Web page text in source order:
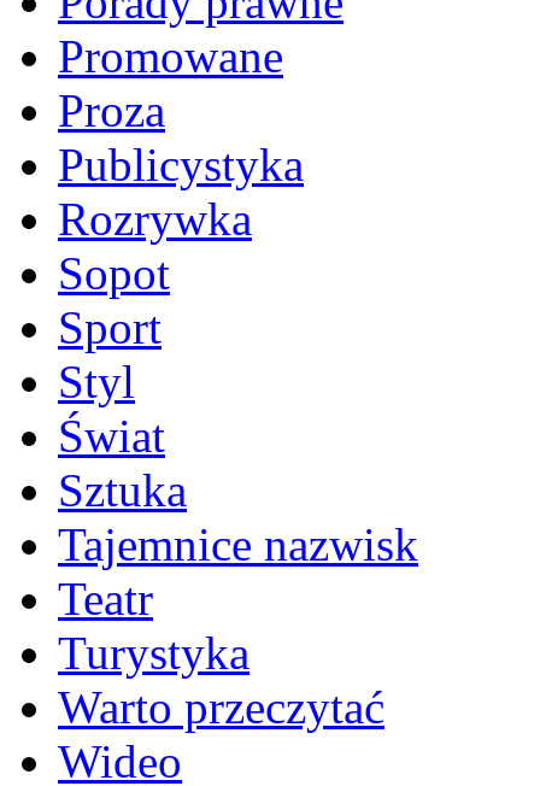
Promowane
Proza
Publicystyka
Rozrywka
Sopot
Sport
Styl
Świat
Sztuka
Tajemnice nazwisk
Teatr
Turystyka
Warto przeczytać
Wideo